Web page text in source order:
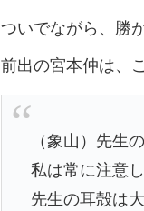
ついでながら、勝
前出の宮本仲は、
（象山）先生
私は常に注意
先生の耳殻は